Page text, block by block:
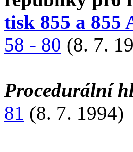
tisk 855 a 855
58 - 80 (8. 7.
Procedurální
81 (8. 7. 1994)